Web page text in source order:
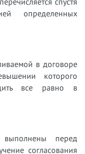
определенных
в договоре
которого
все равно в
перед
согласования